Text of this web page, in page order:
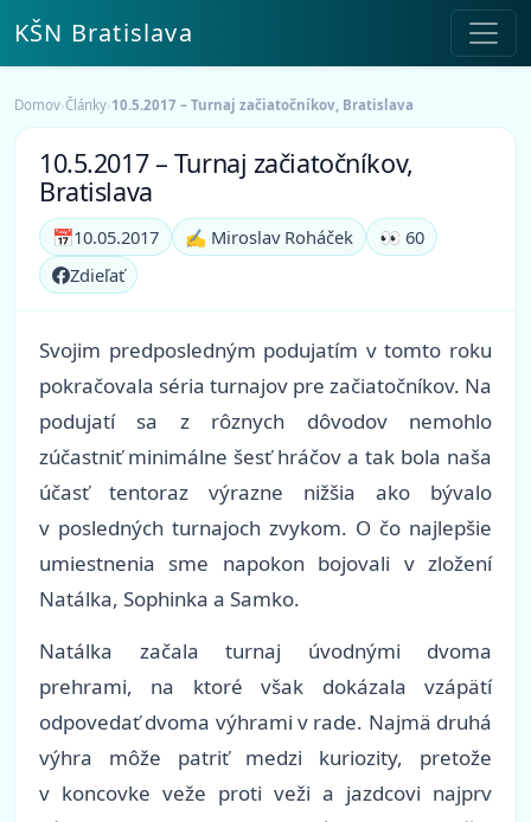
KŠN Bratislava
Domov›Články›10.5.2017 – Turnaj začiatočníkov, Bratislava
10.5.2017 – Turnaj začiatočníkov,
Bratislava
📅10.05.2017 ✍️ Miroslav Roháček
👀 60
Zdieľať
Svojim predposledným podujatím v tomto roku
pokračovala séria turnajov pre začiatočníkov. Na
podujatí sa z rôznych dôvodov nemohlo
zúčastniť minimálne šesť hráčov a tak bola naša
účasť tentoraz výrazne nižšia ako bývalo
v posledných turnajoch zvykom. O čo najlepšie
umiestnenia sme napokon bojovali v zložení
Natálka, Sophinka a Samko.
Natálka začala turnaj úvodnými dvoma
prehrami, na ktoré však dokázala vzápätí
odpovedať dvoma výhrami v rade. Najmä druhá
výhra môže patriť medzi kuriozity, pretože
v koncovke veže proti veži a jazdcovi najprv